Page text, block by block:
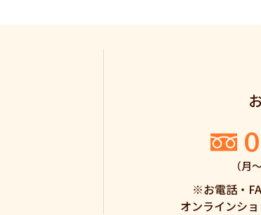
（月
※お電話・
オンラインシ